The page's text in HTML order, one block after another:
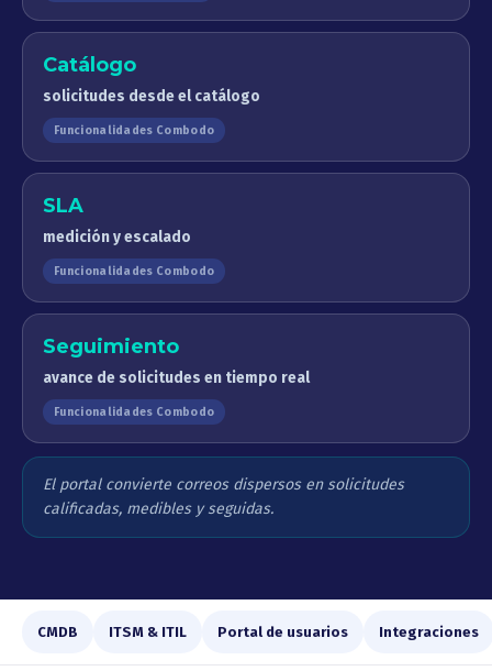
Catálogo
solicitudes desde el catálogo
Funcionalidades Combodo
SLA
medición y escalado
Funcionalidades Combodo
Seguimiento
avance de solicitudes en tiempo real
Funcionalidades Combodo
El portal convierte correos dispersos en solicitudes
calificadas, medibles y seguidas.
CMDB ITSM & ITIL Portal de usuarios Integraciones